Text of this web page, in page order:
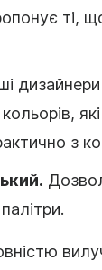
ті,
дизайнери
з